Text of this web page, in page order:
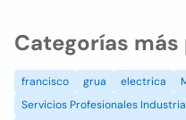
Categorías
francisco grua electrica
Servicios Profesionales